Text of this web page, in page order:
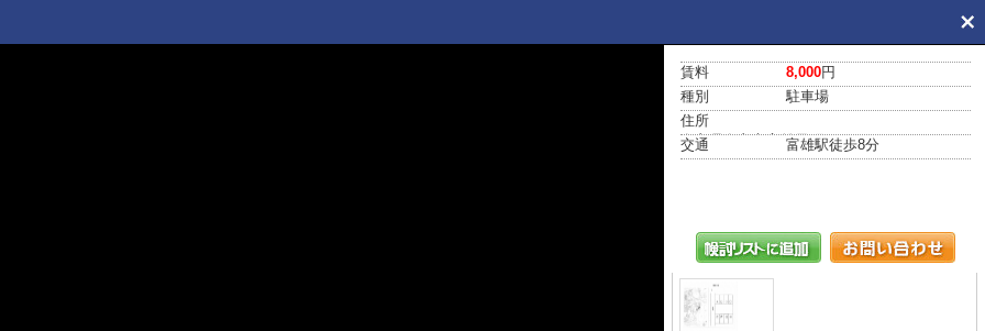
賃料 8,000円
種別
駐車場
住所
奈良県奈良市富雄元町１丁目
交通 富雄駅徒歩8分